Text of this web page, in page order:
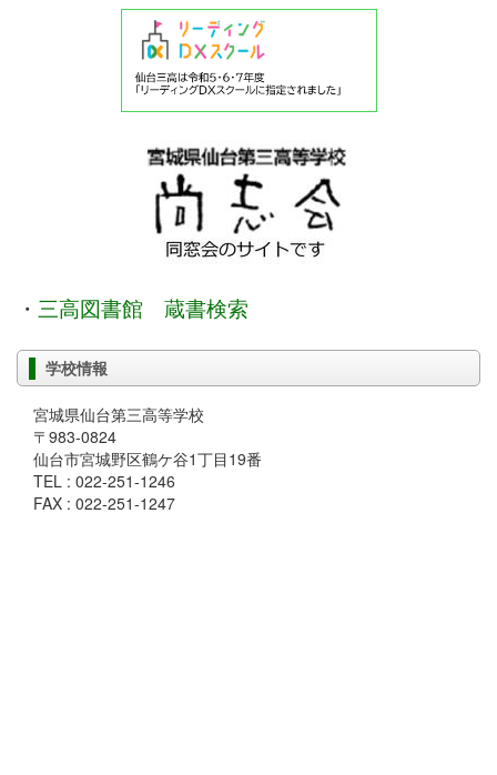
・ 三高図書館 蔵書検索
学校情報
宮城県仙台第三高等学校
〒983-0824
仙台市宮城野区鶴ケ谷1丁目19番
TEL : 022-251-1246
FAX : 022-251-1247